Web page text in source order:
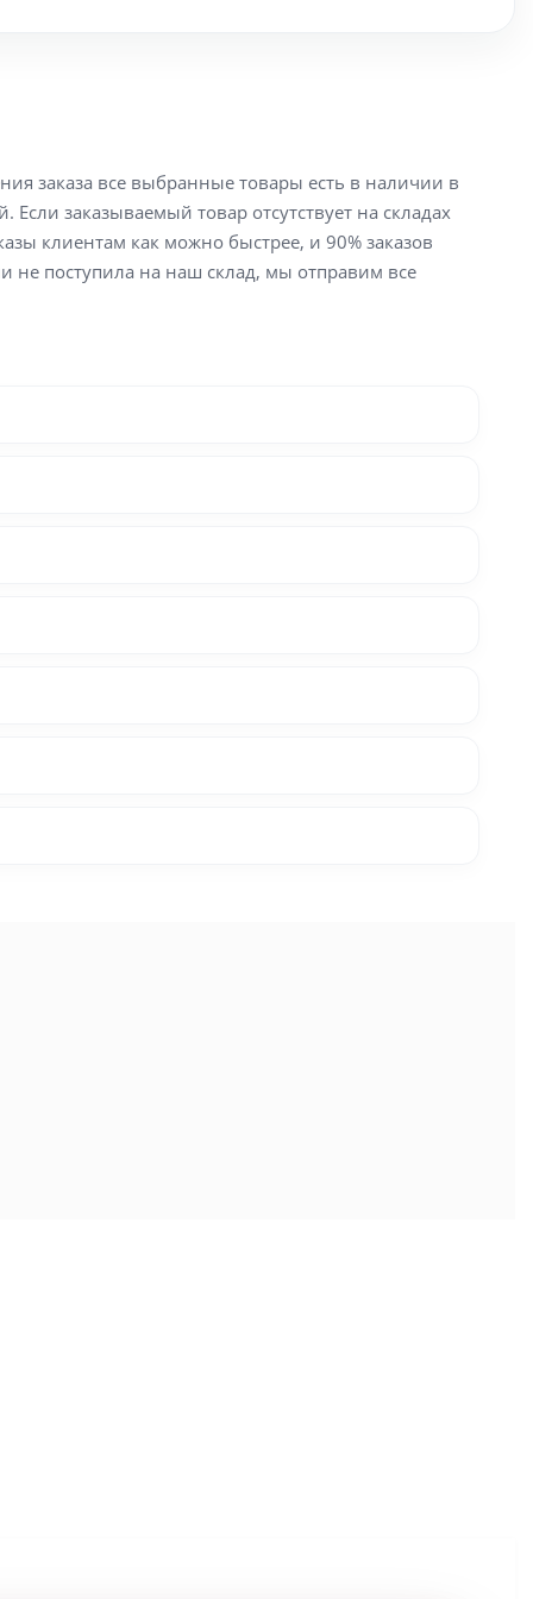
заказа все выбранные товары есть в наличии в
заказываемый товар отсутствует на складах
клиентам как можно быстрее, и 90% заказов
не поступила на наш склад, мы отправим все